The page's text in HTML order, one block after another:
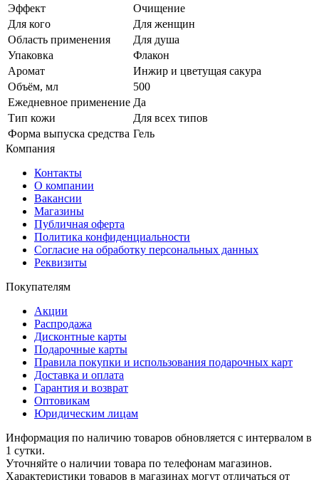
Эффект
Очищение
Для кого
Для женщин
Область применения
Для душа
Упаковка
Флакон
Аромат
Инжир и цветущая сакура
Объём, мл
500
Ежедневное применение Да
Тип кожи
Для всех типов
Форма выпуска средства Гель
Компания
Контакты
О компании
Вакансии
Магазины
Публичная оферта
Политика конфиденциальности
Согласие на обработку персональных данных
Реквизиты
Покупателям
Акции
Распродажа
Дисконтные карты
Подарочные карты
Правила покупки и использования подарочных карт
Доставка и оплата
Гарантия и возврат
Оптовикам
Юридическим лицам
Информация по наличию товаров обновляется с интервалом в
1 сутки.
Уточняйте о наличии товара по телефонам магазинов.
Характеристики товаров в магазинах могут отличаться от